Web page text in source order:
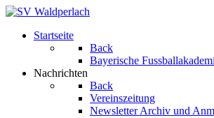
Startseite
Back
Bayerische
Nachrichten
Back
Vereinszeitung
Newsletter Archiv und